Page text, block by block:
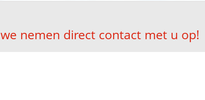
nemen direct contact met u op!